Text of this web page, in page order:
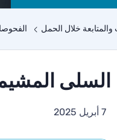
خلال الحمل
السلى
7 أبريل 2025